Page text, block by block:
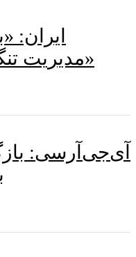
ایران:
مدیریت تنگه هرمز نزدیک هستیم»
آی‌جی‌آرسی: